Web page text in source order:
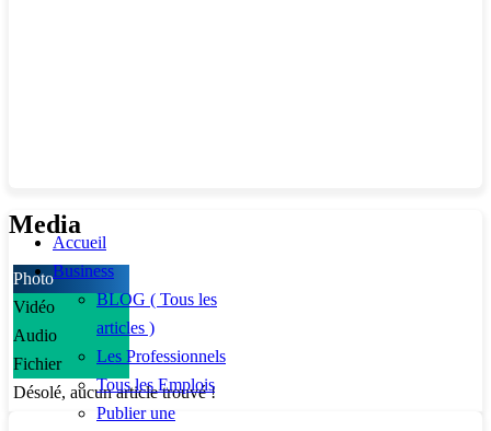
Media
Photo
Vidéo
Audio
Fichier
Désolé, aucun article trouvé !
Accueil
Business
BLOG ( Tous les
articles )
Les Professionnels
Tous les Emplois
Publier une